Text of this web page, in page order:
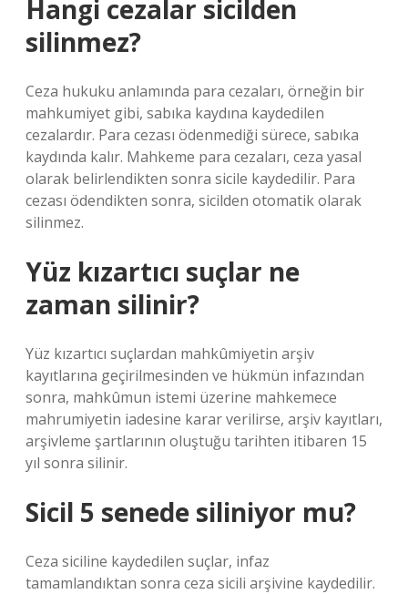
Hangi cezalar sicilden
silinmez?
Ceza hukuku anlamında para cezaları, örneğin bir
mahkumiyet gibi, sabıka kaydına kaydedilen
cezalardır. Para cezası ödenmediği sürece, sabıka
kaydında kalır. Mahkeme para cezaları, ceza yasal
olarak belirlendikten sonra sicile kaydedilir. Para
cezası ödendikten sonra, sicilden otomatik olarak
silinmez.
Yüz kızartıcı suçlar ne
zaman silinir?
Yüz kızartıcı suçlardan mahkûmiyetin arşiv
kayıtlarına geçirilmesinden ve hükmün infazından
sonra, mahkûmun istemi üzerine mahkemece
mahrumiyetin iadesine karar verilirse, arşiv kayıtları,
arşivleme şartlarının oluştuğu tarihten itibaren 15
yıl sonra silinir.
Sicil 5 senede siliniyor mu?
Ceza siciline kaydedilen suçlar, infaz
tamamlandıktan sonra ceza sicili arşivine kaydedilir.